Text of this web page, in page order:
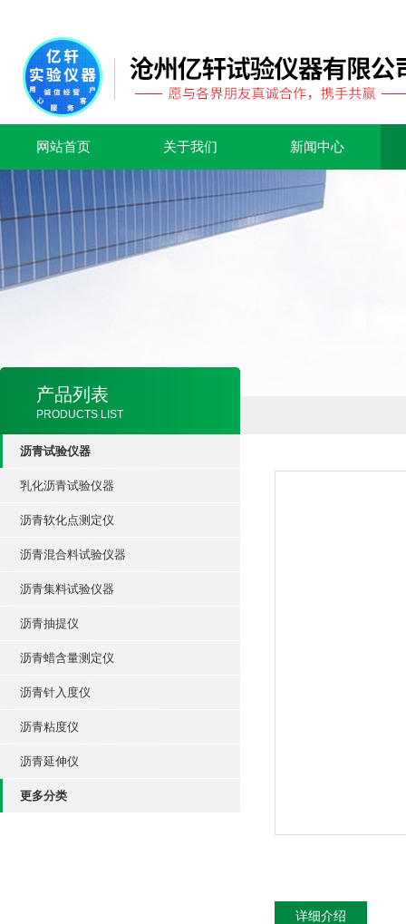
网站首页 关于我们 新闻中心
产品列表
PRODUCTS LIST
沥青试验仪器
乳化沥青试验仪器
沥青软化点测定仪
沥青混合料试验仪器
沥青集料试验仪器
沥青抽提仪
沥青蜡含量测定仪
沥青针入度仪
沥青粘度仪
沥青延伸仪
更多分类
详细介绍